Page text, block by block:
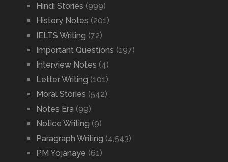
Hindi Stories (999)
History Notes (201)
IELTS Writing (72)
Important Questions (197)
Interview Notes (4)
Letter Writing (101)
Moral Stories (542)
Notes Era (99)
Notice Writing (9)
Paragraph Writing (4,543)
PM Yojanaye (61)